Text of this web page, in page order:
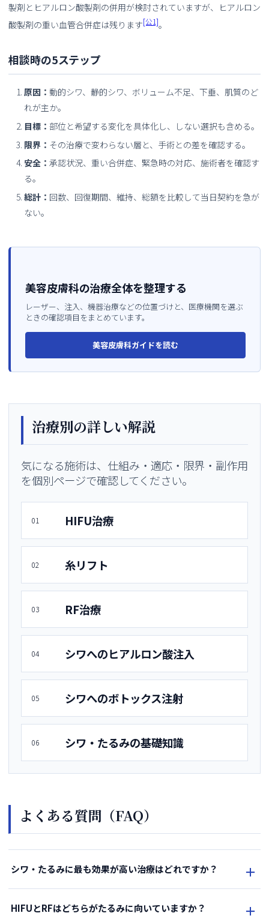
製剤とヒアルロン酸製剤の併用が検討されていますが、ヒアルロン
酸製剤の重い血管合併症は残ります[公1]。
相談時の5ステップ
原因： 動的シワ、静的シワ、ボリューム不足、下垂、肌質のど
れが主か。
目標： 部位と希望する変化を具体化し、しない選択も含める。
限界： その治療で変わらない層と、手術との差を確認する。
安全： 承認状況、重い合併症、緊急時の対応、施術者を確認す
る。
総計： 回数、回復期間、維持、総額を比較して当日契約を急が
ない。
美容皮膚科の治療全体を整理する
レーザー、注入、機器治療などの位置づけと、医療機関を選ぶ
ときの確認項目をまとめています。
美容皮膚科ガイドを読む
治療別の詳しい解説
気になる施術は、仕組み・適応・限界・副作用
を個別ページで確認してください。
01 HIFU治療
02 糸リフト
03 RF治療
04 シワへのヒアルロン酸注入
05 シワへのボトックス注射
06 シワ・たるみの基礎知識
よくある質問（FAQ）
シワ・たるみに最も効果が高い治療はどれですか？
HIFUとRFはどちらがたるみに向いていますか？